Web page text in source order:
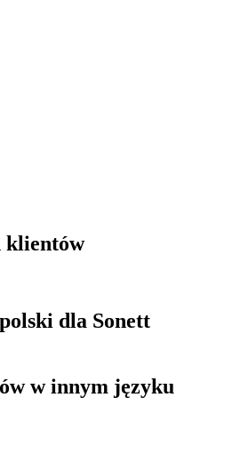
klientów
dla Sonett
w innym języku